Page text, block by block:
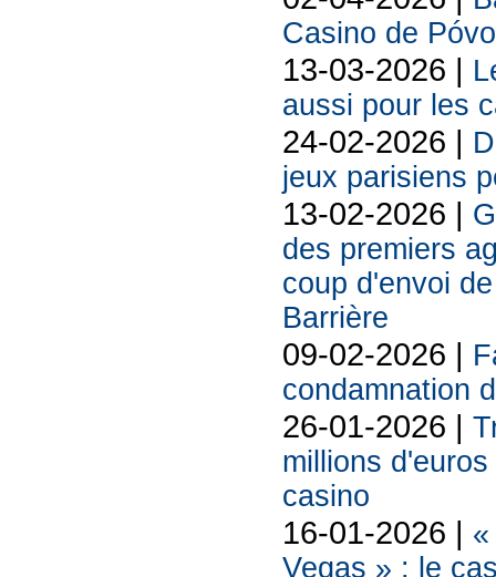
Casino de
13-03-2026 |
aussi pour les
24-02-2026 |
jeux parisiens
13-02-2026 |
des premiers
coup d'envoi
Barrière
09-02-2026 |
condamnation
26-01-2026 |
millions
casino
16-01-2026 |
Vegas » : le